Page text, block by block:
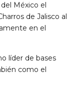
México el
de Jalisco al
en el
líder de bases
como el